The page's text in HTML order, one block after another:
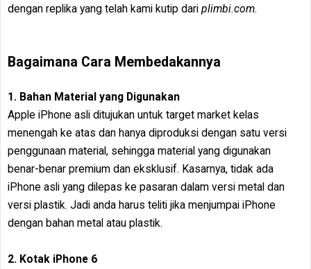
dengan replika yang telah kami kutip dari plimbi.com.
Bagaimana Cara Membedakannya
1. Bahan Material yang Digunakan
Apple iPhone asli ditujukan untuk target market kelas
menengah ke atas dan hanya diproduksi dengan satu versi
penggunaan material, sehingga material yang digunakan
benar-benar premium dan eksklusif. Kasarnya, tidak ada
iPhone asli yang dilepas ke pasaran dalam versi metal dan
versi plastik. Jadi anda harus teliti jika menjumpai iPhone
dengan bahan metal atau plastik.
2. Kotak iPhone 6